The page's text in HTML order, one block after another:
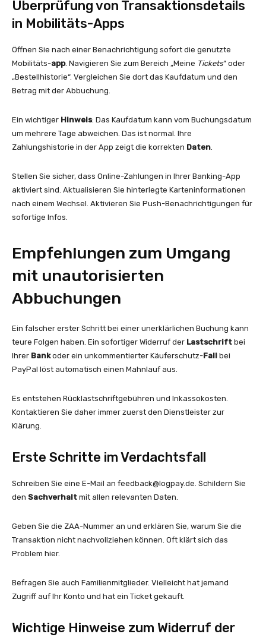
Überprüfung von Transaktionsdetails
in Mobilitäts-Apps
Öffnen Sie nach einer Benachrichtigung sofort die genutzte
Mobilitäts-app. Navigieren Sie zum Bereich „Meine Tickets“ oder
„Bestellhistorie“. Vergleichen Sie dort das Kaufdatum und den
Betrag mit der Abbuchung.
Ein wichtiger Hinweis: Das Kaufdatum kann vom Buchungsdatum
um mehrere Tage abweichen. Das ist normal. Ihre
Zahlungshistorie in der App zeigt die korrekten Daten.
Stellen Sie sicher, dass Online-Zahlungen in Ihrer Banking-App
aktiviert sind. Aktualisieren Sie hinterlegte Karteninformationen
nach einem Wechsel. Aktivieren Sie Push-Benachrichtigungen für
sofortige Infos.
Empfehlungen zum Umgang
mit unautorisierten
Abbuchungen
Ein falscher erster Schritt bei einer unerklärlichen Buchung kann
teure Folgen haben. Ein sofortiger Widerruf der Lastschrift bei
Ihrer Bankoder ein unkommentierter Käuferschutz-Fall bei
PayPal löst automatisch einen Mahnlauf aus.
Es entstehen Rücklastschriftgebühren und Inkassokosten.
Kontaktieren Sie daher immer zuerst den Dienstleister zur
Klärung.
Erste Schritte im Verdachtsfall
Schreiben Sie eine E-Mail an feedback@logpay.de. Schildern Sie
den Sachverhalt mit allen relevanten Daten.
Geben Sie die ZAA-Nummer an und erklären Sie, warum Sie die
Transaktion nicht nachvollziehen können. Oft klärt sich das
Problem hier.
Befragen Sie auch Familienmitglieder. Vielleicht hat jemand
Zugriff auf Ihr Konto und hat ein Ticket gekauft.
Wichtige Hinweise zum Widerruf der